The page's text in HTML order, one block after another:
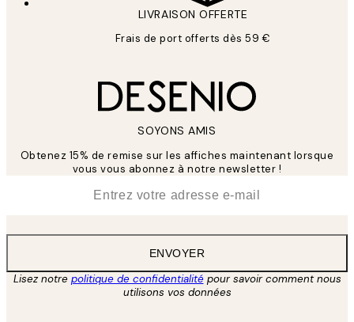
LIVRAISON OFFERTE
Frais de port offerts dès 59 €
SOYONS AMIS
Obtenez 15% de remise sur les affiches maintenant lorsque
vous vous abonnez à notre newsletter !
ENVOYER
Lisez notre politique de confidentialitépour savoir comment nous
utilisons vos données